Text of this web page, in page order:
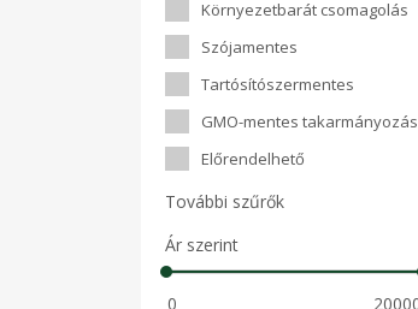
Környezetbarát csomagolás
Szójamentes
Tartósítószermentes
GMO-mentes takarmányozás
Előrendelhető
További szűrők
Ár szerint